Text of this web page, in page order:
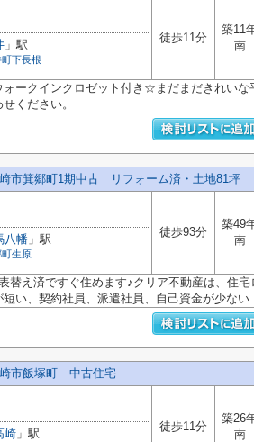
」駅
下長根
徒歩11分
築11
南
ークインクロゼット付き☆まだまだきれいな
ください。
市箕郷町1期中古 リフォーム済・土地81坪
八幡 」駅
町生原
徒歩93分
築49
南
え済ですぐ住めます♪クリア不動産は、住宅
い、契約社員、派遣社員、自己資金が少ない
市飯塚町 中古住宅
崎 」駅
徒歩11分
築26
南